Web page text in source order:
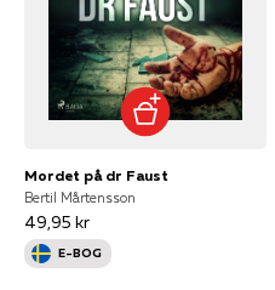
Mordet på dr Faust
Bertil Mårtensson
49,95 kr
E-BOG